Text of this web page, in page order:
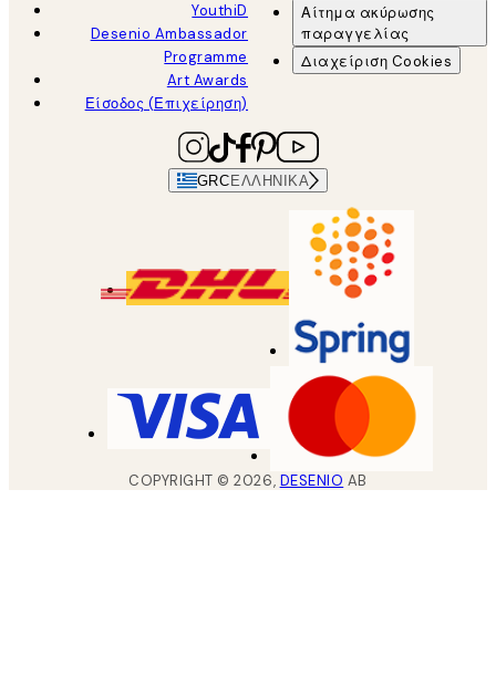
YouthiD
Desenio Ambassador
Programme
Art Awards
Είσοδος (Επιχείρηση)
Αίτημα ακύρωσης
παραγγελίας
Διαχείριση Cookies
GRC ΕΛΛΗΝΙΚΆ
COPYRIGHT ©2026, DESENIO AB